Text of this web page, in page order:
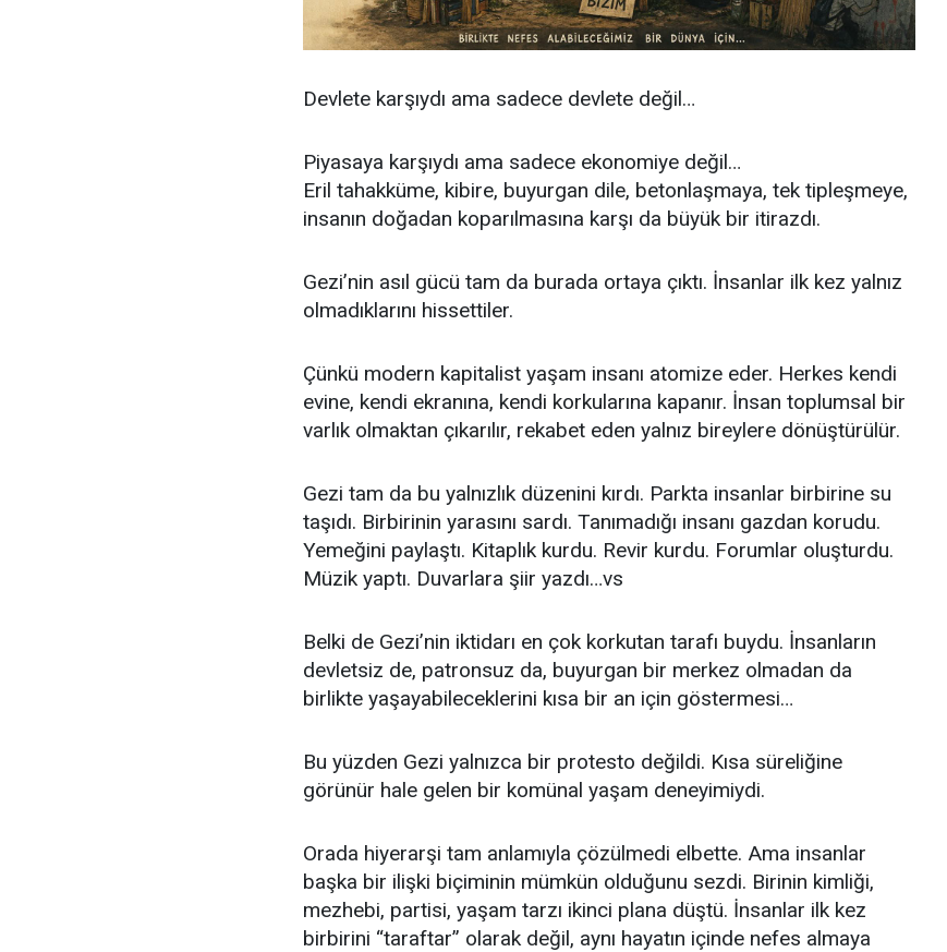
Devlete karşıydı ama sadece devlete değil…
Piyasaya karşıydı ama sadece ekonomiye değil…
Eril tahakküme, kibire, buyurgan dile, betonlaşmaya, tek tipleşmeye,
insanın doğadan koparılmasına karşı da büyük bir itirazdı.
Gezi’nin asıl gücü tam da burada ortaya çıktı. İnsanlar ilk kez yalnız
olmadıklarını hissettiler.
Çünkü modern kapitalist yaşam insanı atomize eder. Herkes kendi
evine, kendi ekranına, kendi korkularına kapanır. İnsan toplumsal bir
varlık olmaktan çıkarılır, rekabet eden yalnız bireylere dönüştürülür.
Gezi tam da bu yalnızlık düzenini kırdı. Parkta insanlar birbirine su
taşıdı. Birbirinin yarasını sardı. Tanımadığı insanı gazdan korudu.
Yemeğini paylaştı. Kitaplık kurdu. Revir kurdu. Forumlar oluşturdu.
Müzik yaptı. Duvarlara şiir yazdı…vs
Belki de Gezi’nin iktidarı en çok korkutan tarafı buydu. İnsanların
devletsiz de, patronsuz da, buyurgan bir merkez olmadan da
birlikte yaşayabileceklerini kısa bir an için göstermesi…
Bu yüzden Gezi yalnızca bir protesto değildi. Kısa süreliğine
görünür hale gelen bir komünal yaşam deneyimiydi.
Orada hiyerarşi tam anlamıyla çözülmedi elbette. Ama insanlar
başka bir ilişki biçiminin mümkün olduğunu sezdi. Birinin kimliği,
mezhebi, partisi, yaşam tarzı ikinci plana düştü. İnsanlar ilk kez
birbirini “taraftar” olarak değil, aynı hayatın içinde nefes almaya